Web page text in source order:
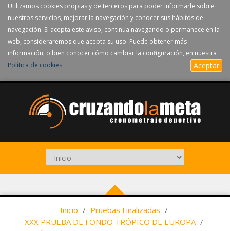
Utilizamos cookies propias y de terceros para poder informarle sobre
nuestros servicios, mejorar la navegación y conocer sus hábitos de
navegación. Si acepta este aviso, continúa navegando o permanece en la
web, consideraremos que acepta su uso. Puede obtener más
información, o bien conocer cómo cambiar la configuración, en nuestra
Política de cookies. Aceptar
Inicio / Pruebas Finalizadas /
XXX PRUEBA DE FONDO TRÓPICO DE EUROPA /